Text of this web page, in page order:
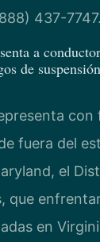
437-7747.
a
de
con
fuera del
el
que
en